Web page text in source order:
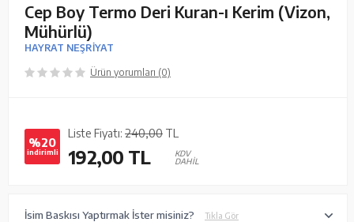
Cep Boy Termo Deri Kuran-ı Kerim (Vizon,
Mühürlü)
HAYRAT NEŞRİYAT
Ürün yorumları (0)
%20
indirimli
Liste Fiyatı: 240,00 TL
192,00 TL
KDV
DAHİL
İsim Baskısı Yaptırmak İster misiniz? Tıkla Gör